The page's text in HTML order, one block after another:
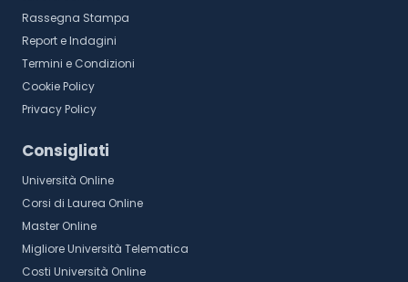
Rassegna Stampa
Report e Indagini
Termini e Condizioni
Cookie Policy
Privacy Policy
Consigliati
Università Online
Corsi di Laurea Online
Master Online
Migliore Università Telematica
Costi Università Online